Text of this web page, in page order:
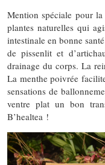
Mention spéciale pour
plantes naturelles qui
intestinale en bonne
de pissenlit et
drainage du corps. La
La menthe poivrée
sensations de
ventre plat un bon
B’healtea !